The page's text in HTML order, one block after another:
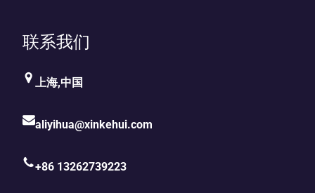
联系我们
上海,中国
aliyihua@xinkehui.com
+86 13262739223